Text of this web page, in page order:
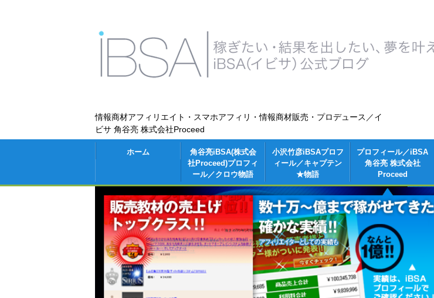
情報商材アフィリエイト・スマホアフィリ・情報商材販売・プロデュース／イ
ビサ 角谷亮 株式会社Proceed
ホーム
角谷亮iBSA(株式会
社Proceed)プロフィ
ール／クロウ物語
小沢竹彦iBSAプロフ
ィール／キャプテン
★物語
プロフィール／iBSA
角谷亮 株式会社
Proceed